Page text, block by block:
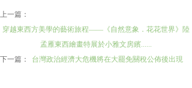
上一篇：
穿越東西方美學的藝術旅程——《自然意象．花花世界》陸
孟雁東西繪畫特展於小雅文房繽......
下一篇：
台灣政治經濟大危機將在大罷免關稅公佈後出現